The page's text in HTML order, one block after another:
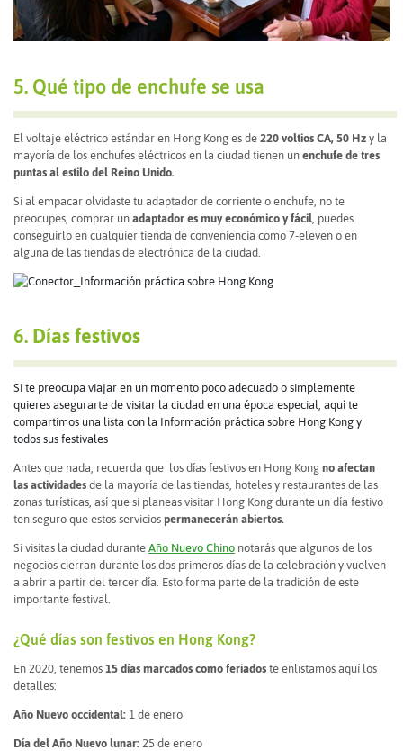
5. Qué tipo de enchufe se usa
El voltaje eléctrico estándar en Hong Kong es de 220 voltios CA, 50 Hz y la
mayoría de los enchufes eléctricos en la ciudad tienen un enchufe de tres
puntas al estilo del Reino Unido.
Si al empacar olvidaste tu adaptador de corriente o enchufe, no te
preocupes, comprar un adaptador es muy económico y fácil , puedes
conseguirlo en cualquier tienda de conveniencia como 7-eleven o en
alguna de las tiendas de electrónica de la ciudad.
6. Días festivos
Si te preocupa viajar en un momento poco adecuado o simplemente
quieres asegurarte de visitar la ciudad en una época especial, aquí te
compartimos una lista con la Información práctica sobre Hong Kong y
todos sus festivales
Antes que nada, recuerda que los días festivos en Hong Kong no afectan
las actividades de la mayoría de las tiendas, hoteles y restaurantes de las
zonas turísticas, así que si planeas visitar Hong Kong durante un día festivo
ten seguro que estos servicios permanecerán abiertos.
Si visitas la ciudad durante Año Nuevo Chino notarás que algunos de los
negocios cierran durante los dos primeros días de la celebración y vuelven
a abrir a partir del tercer día. Esto forma parte de la tradición de este
importante festival.
¿Qué días son festivos en Hong Kong?
En 2020, tenemos 15 días marcados como feriados te enlistamos aquí los
detalles:
Año Nuevo occidental: 1 de enero
Día del Año Nuevo lunar: 25 de enero